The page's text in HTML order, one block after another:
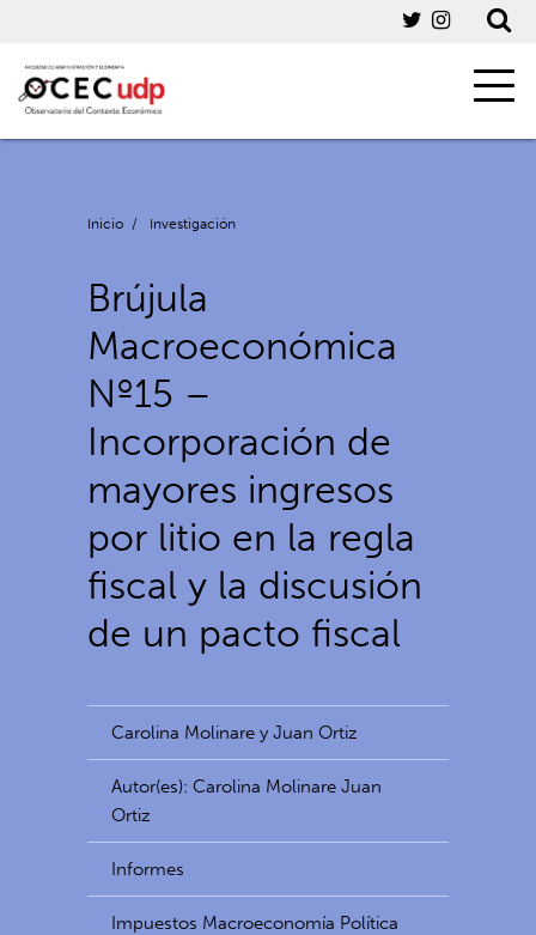
Inicio / Investigación
Brújula
Macroeconómica
Nº15 –
Incorporación de
mayores ingresos
por litio en la regla
fiscal y la discusión
de un pacto fiscal
Carolina Molinare y Juan Ortiz
Autor(es): Carolina Molinare Juan
Ortiz
Informes
Impuestos Macroeconomía Política